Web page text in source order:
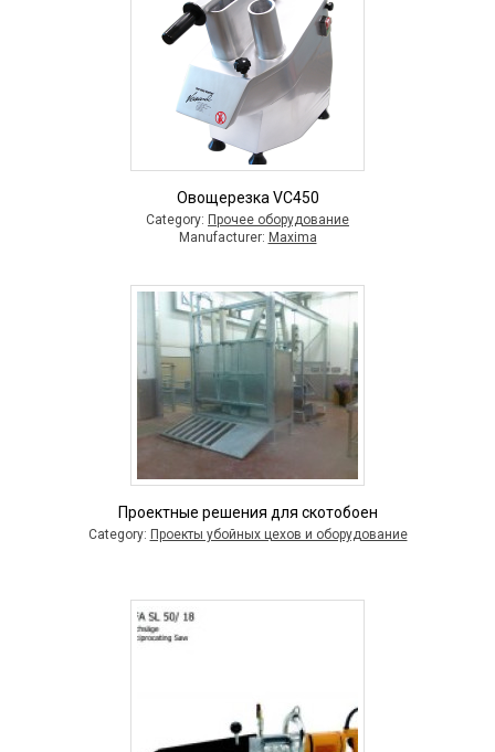
Овощерезка VC450
Category: Прочее оборудование
Manufacturer: Maxima
Проектные решения для скотобоен
Category: Проекты убойных цехов и оборудование